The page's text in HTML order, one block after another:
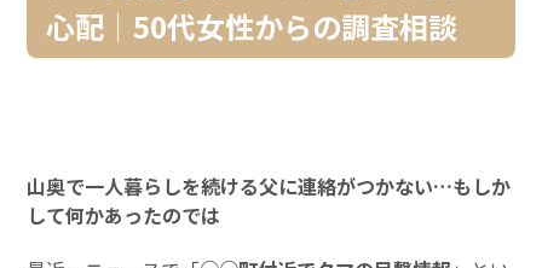
心配｜50代女性からの調査相談
山奥で一人暮らしを続ける父に連絡がつかない…もしか
して何かあったのでは